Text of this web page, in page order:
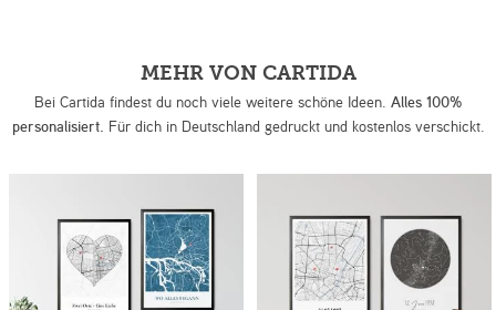
MEHR VON CARTIDA
Bei Cartida findest du noch viele weitere schöne Ideen. Alles 100%
personalisiert. Für dich in Deutschland gedruckt und kostenlos verschickt.